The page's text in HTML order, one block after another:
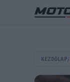
KEZDŐLAP